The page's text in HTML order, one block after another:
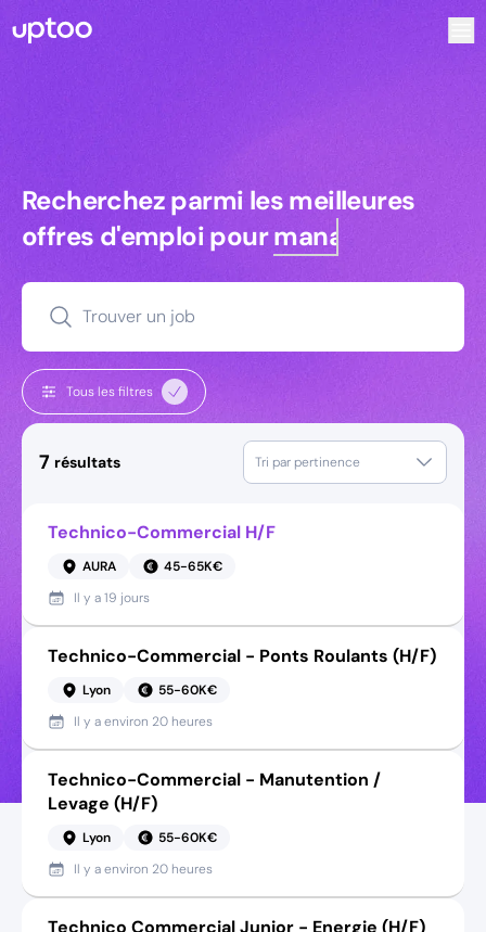
Recherchez parmi les meilleures
Recherchez parmi les meilleures
offres d'emploi pourmanagers
Trouver un job
Tous les filtres
7 résultats Tri par pertinence
Technico-Commercial H/F
AURA
45-65K€
Il y a19 jours
Technico-Commercial - Ponts Roulants (H/F)
Lyon
55-60K€
Il y aenviron 20 heures
Technico-Commercial - Manutention /
Levage (H/F)
Lyon
55-60K€
Il y aenviron 20 heures
Technico Commercial Junior - Energie (H/F)